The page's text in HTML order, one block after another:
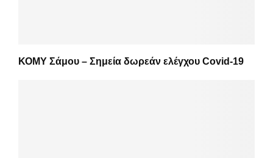
ΚΟΜΥ Σάμου – Σημεία δωρεάν ελέγχου Covid-19